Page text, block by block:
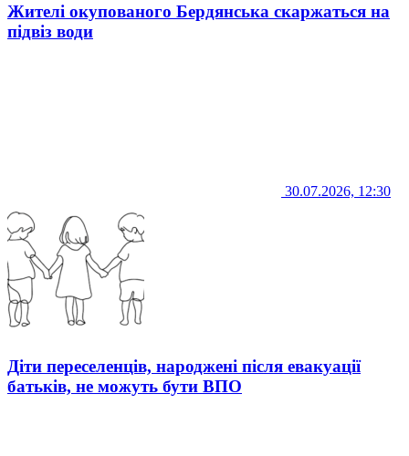
Жителі окупованого Бердянська скаржаться на
підвіз води
30.07.2026, 12:30
Діти переселенців, народжені після евакуації
батьків, не можуть бути ВПО